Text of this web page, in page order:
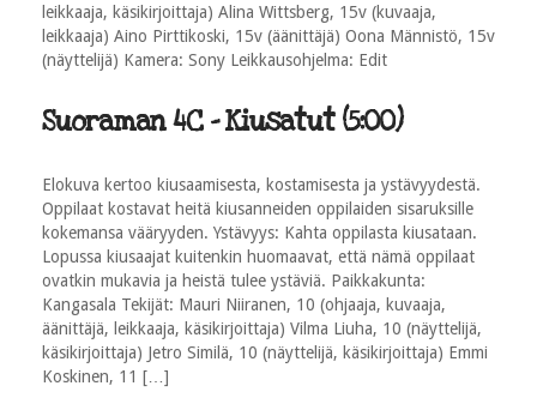
leikkaaja, käsikirjoittaja) Alina Wittsberg, 15v (kuvaaja,
leikkaaja) Aino Pirttikoski, 15v (äänittäjä) Oona Männistö, 15v
(näyttelijä) Kamera: Sony Leikkausohjelma: Edit
Suoraman 4C - Kiusatut (5:00)
Elokuva kertoo kiusaamisesta, kostamisesta ja ystävyydestä.
Oppilaat kostavat heitä kiusanneiden oppilaiden sisaruksille
kokemansa vääryyden. Ystävyys: Kahta oppilasta kiusataan.
Lopussa kiusaajat kuitenkin huomaavat, että nämä oppilaat
ovatkin mukavia ja heistä tulee ystäviä. Paikkakunta:
Kangasala Tekijät: Mauri Niiranen, 10 (ohjaaja, kuvaaja,
äänittäjä, leikkaaja, käsikirjoittaja) Vilma Liuha, 10 (näyttelijä,
käsikirjoittaja) Jetro Similä, 10 (näyttelijä, käsikirjoittaja) Emmi
Koskinen, 11 […]